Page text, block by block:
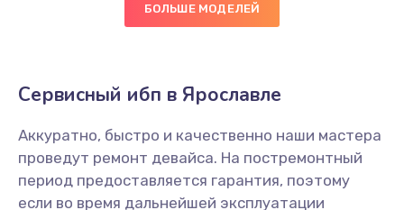
БОЛЬШЕ МОДЕЛЕЙ
Сервисный ибп в Ярославле
Аккуратно, быстро и качественно наши мастера
проведут ремонт девайса. На постремонтный
период предоставляется гарантия, поэтому
если во время дальнейшей эксплуатации